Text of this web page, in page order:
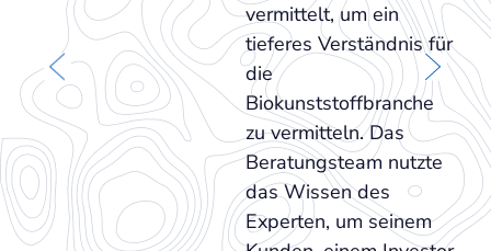
vermittelt, um ein
tieferes Verständnis für
die
Biokunststoffbranche
zu vermitteln. Das
Beratungsteam nutzte
das Wissen des
Experten, um seinem